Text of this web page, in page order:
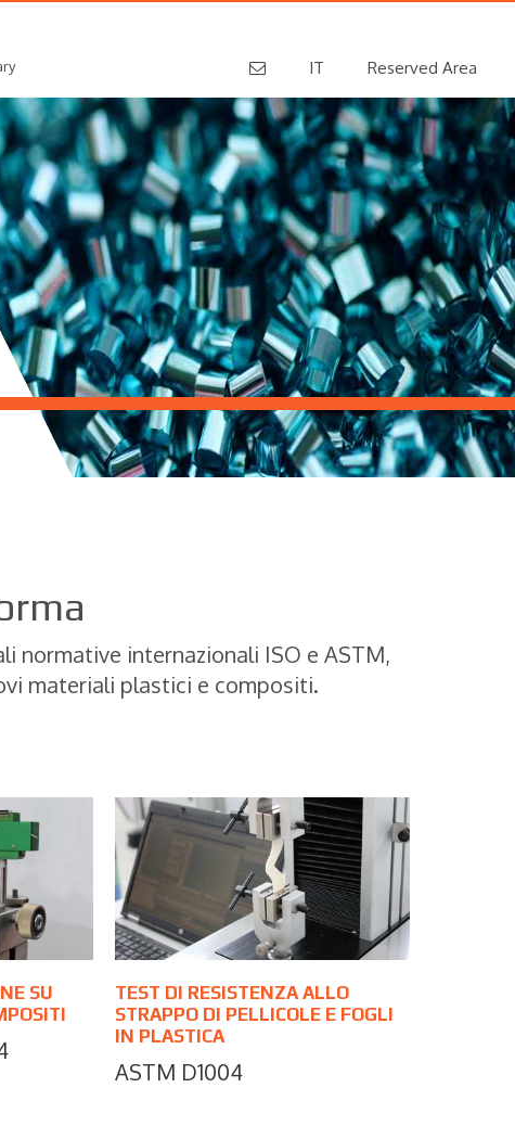
IT Reserved Area
normative internazionali ISO e ASTM,
materiali plastici e compositi.
SU
TEST DI RESISTENZA ALLO
STRAPPO DI PELLICOLE E FOGLI
IN PLASTICA
ASTM D1004